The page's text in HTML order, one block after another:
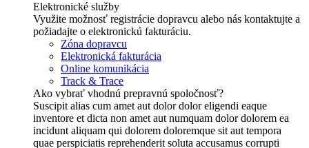
Elektronické služby
Využite možnosť registrácie dopravcu alebo nás kontaktujte a
požiadajte o elektronickú fakturáciu.
Zóna dopravcu
Elektronická fakturácia
Online komunikácia
Track & Trace
Ako vybrať vhodnú prepravnú spoločnosť?
Suscipit alias cum amet aut dolor dolor eligendi eaque
inventore et dicta non amet aut numquam dolor dolorem ea
incidunt aliquam qui dolorem doloremque sit aut tempora
quae perspiciatis reprehenderit soluta accusamus corrupti